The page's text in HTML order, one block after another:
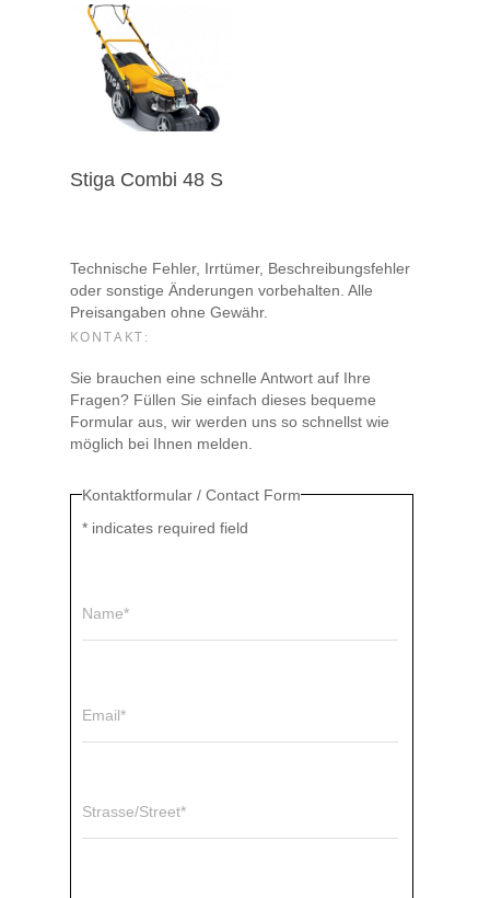
Stiga Combi 48 S
Technische Fehler, Irrtümer, Beschreibungsfehler
oder sonstige Änderungen vorbehalten. Alle
Preisangaben ohne Gewähr.
KONTAKT:
Sie brauchen eine schnelle Antwort auf Ihre
Fragen? Füllen Sie einfach dieses bequeme
Formular aus, wir werden uns so schnellst wie
möglich bei Ihnen melden.
Kontaktformular / Contact Form
* indicates required field
Name*
Email*
Strasse/Street*